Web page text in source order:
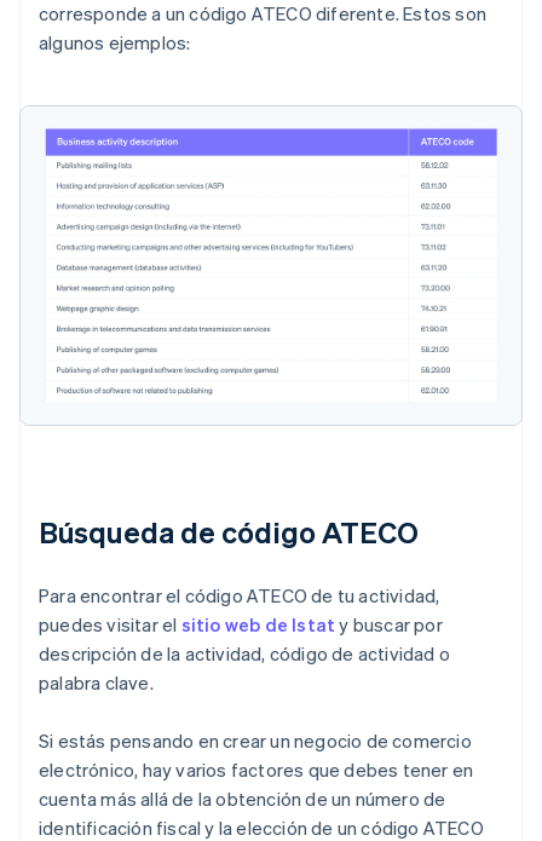
corresponde a un código ATECO diferente. Estos son
algunos ejemplos:
Búsqueda de código ATECO
Para encontrar el código ATECO de tu actividad,
puedes visitar el sitio web de Istat y buscar por
descripción de la actividad, código de actividad o
palabra clave.
Si estás pensando en crear un negocio de comercio
electrónico, hay varios factores que debes tener en
cuenta más allá de la obtención de un número de
identificación fiscal y la elección de un código ATECO